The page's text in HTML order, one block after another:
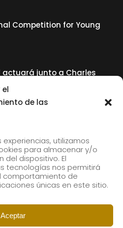
de las
utilizamos
para almacenar y/o
del dispositivo. El
tecnologías nos permitirá
comportamiento de
únicas en este sitio.
Aceptar
Competition for Young
actuará junto a Charles
to receive our news by